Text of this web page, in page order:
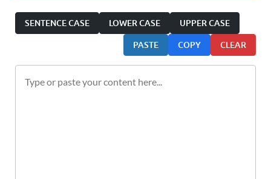
SENTENCE CASE LOWER CASE UPPER CASE
PASTE COPY CLEAR